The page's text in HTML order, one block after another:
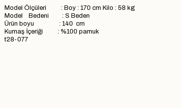
Model Ölçüleri : Boy : 170 cm Kilo : 58 kg
Model Bedeni : S Beden
Ürün boyu : 140 cm
Kumaş İçeriği : %100 pamuk
t28-077